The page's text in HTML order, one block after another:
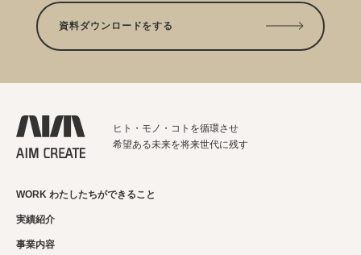
資料ダウンロードをする
ヒト・モノ・コトを循環させ
希望ある未来を将来世代に残す
WORK わたしたちができること
実績紹介
事業内容